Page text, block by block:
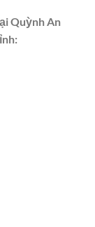
Quỳnh An